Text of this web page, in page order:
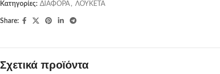
Κατηγορίες: ΔΙΑΦΟΡΑ , ΛΟΥΚΕΤΑ
Share:
Σχετικά προϊόντα